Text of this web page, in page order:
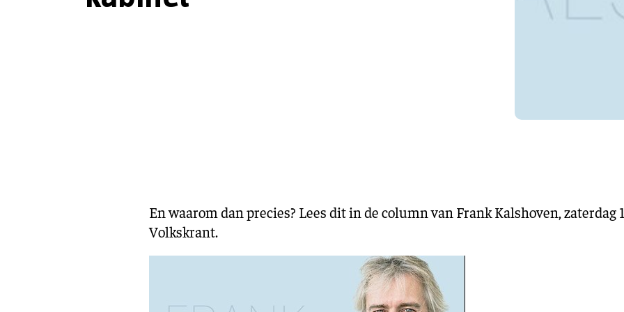
Training en
Mobiliteit
En waarom dan precies? Lees dit in de column van Frank Kalshoven, zaterdag
Volkskrant.